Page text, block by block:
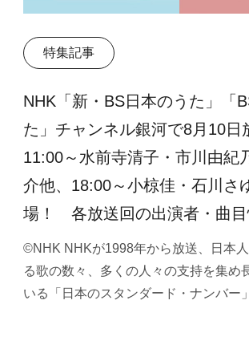
特集記事
NHK「新・BS日本のうた」「
た」チャンネル銀河で8月10
11:00～水前寺清子・市川由紀
介他、18:00～小椋佳・石川さ
場！ 各放送回の出演者・曲目
©NHK NHKが1998年から放送、日本
る歌の数々、多くの人々の支持を集め
いる「日本のスタンダード・ナンバー